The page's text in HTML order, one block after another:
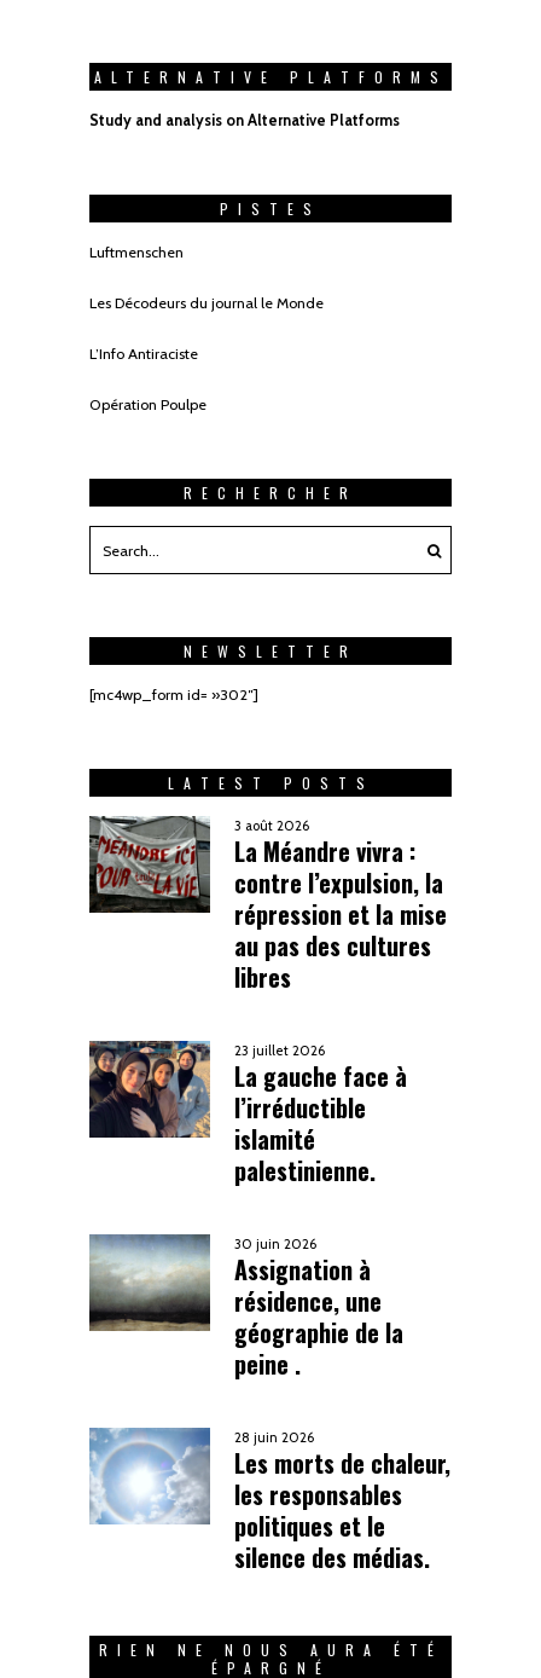
ALTERNATIVE PLATFORMS
Study and analysis on Alternative Platforms
PISTES
Luftmenschen
Les Décodeurs du journal le Monde
L’Info Antiraciste
Opération Poulpe
RECHERCHER
NEWSLETTER
[mc4wp_form id= »302″]
LATEST POSTS
3 août 2026
La Méandre vivra :
contre l’expulsion, la
répression et la mise
au pas des cultures
libres
23 juillet 2026
La gauche face à
l’irréductible
islamité
palestinienne.
30 juin 2026
Assignation à
résidence, une
géographie de la
peine .
28 juin 2026
Les morts de chaleur,
les responsables
politiques et le
silence des médias.
RIEN NE NOUS AURA ÉTÉ
ÉPARGNÉ